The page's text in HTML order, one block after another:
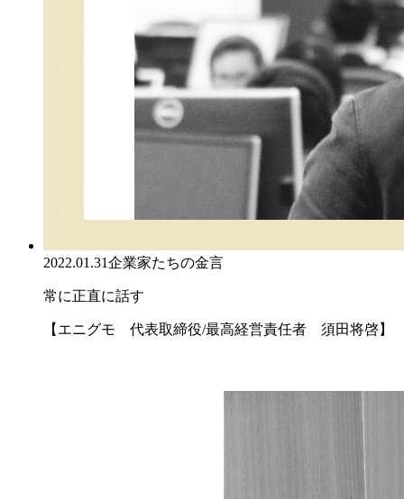
2022.01.31企業家たちの金言
常に正直に話す
【エニグモ 代表取締役/最高経営責任者 須田将啓】